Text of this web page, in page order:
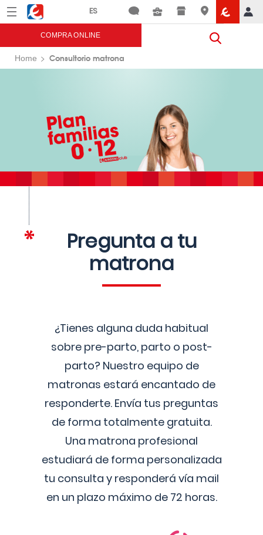
Menú Eroski
COMPRA ONLINE
Home Consultorio matrona
Pregunta a tu
matrona
¿Tienes alguna duda habitual
sobre pre-parto, parto o post-
parto? Nuestro equipo de
matronas estará encantado de
responderte. Envía tus preguntas
de forma totalmente gratuita.
Una matrona profesional
estudiará de forma personalizada
tu consulta y responderá vía mail
en un plazo máximo de 72 horas.